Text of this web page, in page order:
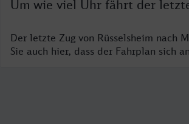
Um wie viel Uhr fährt der
Der letzte Zug von Rüsselsheim nach
Sie auch hier, dass der Fahrplan sich